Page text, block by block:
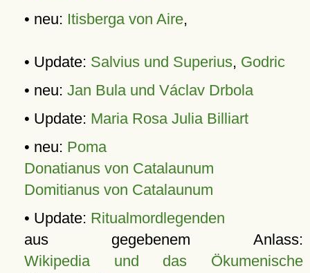
• neu: Itisberga von Aire,
• Update: Salvius und Superius, Godric
• neu: Jan Bula und Václav Drbola
• Update: Maria Rosa Julia Billiart
• neu: Poma
Donatianus von Catalaunum
Domitianus von Catalaunum
• Update: Ritualmordlegenden
aus gegebenem Anlass:
Wikipedia und das Ökumenische